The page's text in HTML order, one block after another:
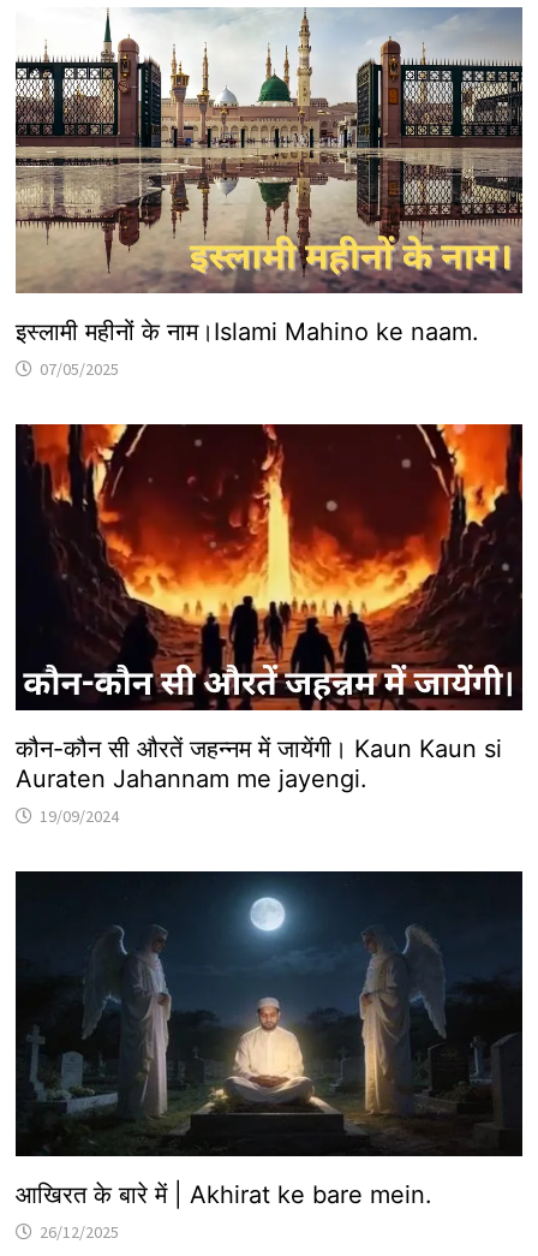
इस्लामी महीनों के नाम।Islami Mahino ke naam.
07/05/2025
कौन-कौन सी औरतें जहन्नम में जायेंगी। Kaun Kaun si
Auraten Jahannam me jayengi.
19/09/2024
आखिरत के बारे में | Akhirat ke bare mein.
26/12/2025